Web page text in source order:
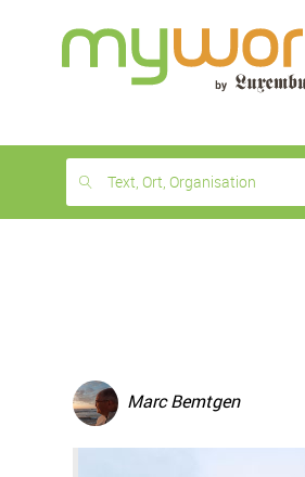
month
free
Text, Ort, Organisation
Marc Bemtgen